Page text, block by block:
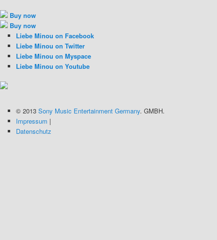
Buy now
Buy now
Liebe Minou on Facebook
Liebe Minou on Twitter
Liebe Minou on Myspace
Liebe Minou on Youtube
© 2013 Sony Music Entertainment Germany. GMBH.
Impressum |
Datenschutz